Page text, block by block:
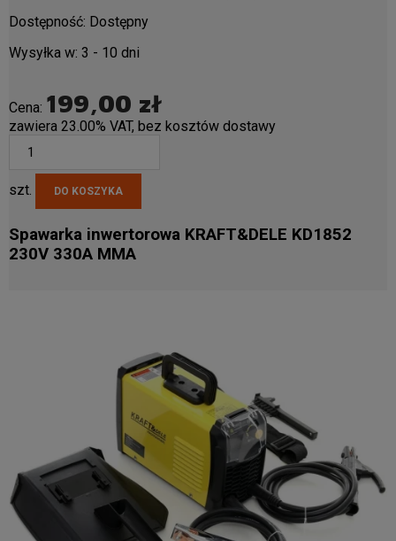
Dostępność: Dostępny
Wysyłka w: 3 - 10 dni
Cena: 199,00 zł
zawiera 23.00% VAT, bez kosztów dostawy
szt. DO KOSZYKA
Spawarka inwertorowa KRAFT&DELE KD1852
230V 330A MMA